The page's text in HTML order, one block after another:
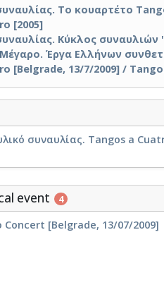
Το κουαρτέτο
[2005]
Κύκλος συναυλιών
Έργα Ελλήνων
[Belgrade, 13/7/2009] /
συναυλίας. Tangos a
event 4
Concert [Belgrade, 13/07/2009]